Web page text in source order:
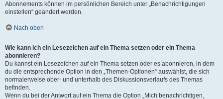
Abonnements können im persönlichen Bereich unter „Benachrichtigungen
einstellen“ geändert werden.
Nach oben
Wie kann ich ein Lesezeichen auf ein Thema setzen oder ein Thema
abonnieren?
Du kannst ein Lesezeichen auf ein Thema setzen oder es abonnieren, in dem
du die entsprechende Option in den „Themen-Optionen“ auswählst, die sich
normalerweise ober- und unterhalb des Diskussionsverlaufs des Themas
befinden.
Wenn du bei der Antwort auf ein Thema die Option „Mich benachrichtigen,